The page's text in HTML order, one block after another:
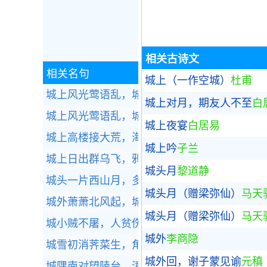
相关古诗文
城上（一作空城） 杜甫
城上对月，期友人不至白
城上夜宴白居易
城上吟子兰
城头月 黎道静
城头月（赠梁弥仙） 马天
城头月（赠梁弥仙） 马天
城外李商隐
城外回，谢子蒙见谕元稹
相关名句
城上风光莺语乱，城下烟波春拍岸。全诗赏析
城上风光莺语乱，城下烟波春拍岸。全诗赏析
城上高楼接大荒，海天愁思正茫茫。全诗赏析
城上日出群乌飞，鸦鸦争赴朝阳枝。全诗赏析
城头一片西山月，多少征人马上看。全诗赏析
城外萧萧北风起，城上健儿吹落耳。全诗赏析
城小贼不屠，人贫伤可怜。全诗赏析
城雪初消荠菜生，角门深巷少人行。全诗赏析